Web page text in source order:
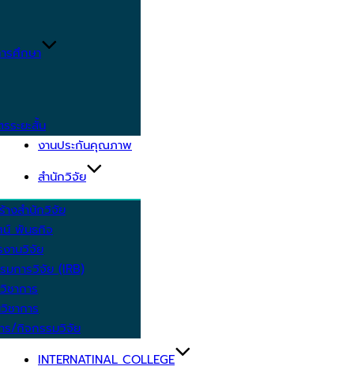
รศึกษา
ระยะสั้น
งานประกันคุณภาพ
สำนักวิจัย
างสำนักวิจัย
น์ พันธกิจ
งานวิจัย
มการวิจัย (IRB)
ชาการ
ชาการ
ร/กิจกรรมวิจัย
INTERNATINAL COLLEGE